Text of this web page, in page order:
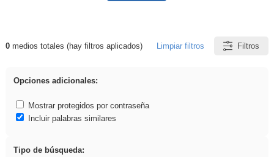
Resultados de: Crotona
0medios totales (hay filtros aplicados) Limpiar filtros Filtros
Opciones adicionales:
Mostrar protegidos por contraseña
Incluir palabras similares
Tipo de búsqueda: